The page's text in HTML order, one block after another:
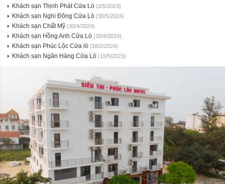
Khách sạn Thịnh Phát Cửa Lò (2/5/2023)
Khách sạn Nghi Đông Cửa Lò (30/5/2024)
Khách sạn Chất Mỹ (30/4/2024)
Khách sạn Hồng Anh Cửa Lò (30/4/2024)
Khách sạn Phúc Lộc Cửa lò (28/2/2024)
Khách sạn Ngân Hàng Cửa Lò (19/5/2023)